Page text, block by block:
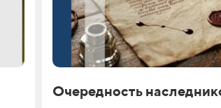
Очередность